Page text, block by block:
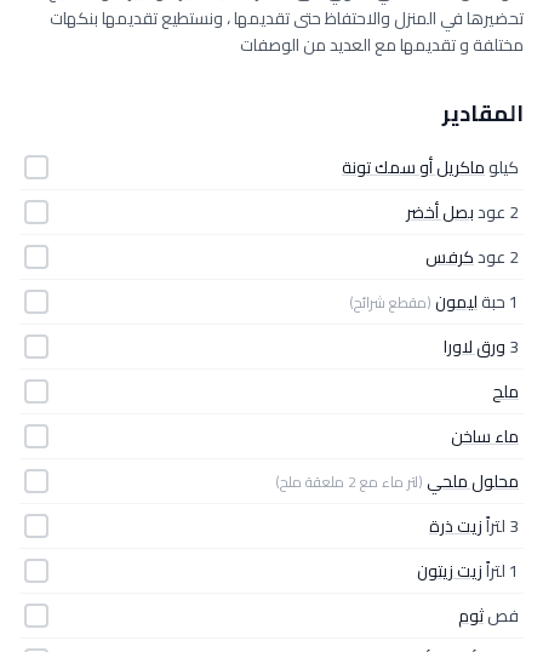
تحضيرها في المنزل والاحتفاظ حتى تقديمها ، ونستطيع تقديمها بنكهات
مختلفة و تقديمها مع العديد من الوصفات
المقادير
كيلوماكريل أو سمك تونة
2 عود
بصل أخضر
2 عود
كرفس
1 حبة
ليمون(مقطع شرائح)
3ورق لاورا
ملح
ماء ساخن
محلول ملحي (لتر ماء مع 2 ملعقة ملح)
3 لتراً
زيت ذرة
1 لتراً
زيت زيتون
فصثوم